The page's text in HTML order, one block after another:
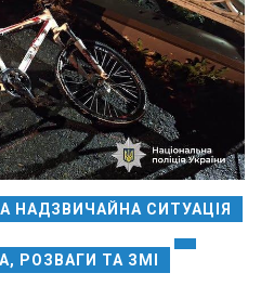
НАДЗВИЧАЙНА СИТУАЦІЯ
РОЗВАГИ ТА ЗМІ